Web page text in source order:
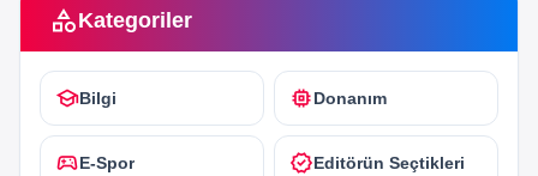
categoryKategoriler
schoolBilgi memoryDonanım
sports_esportsE-Spor verifiedEditörün Seçtikleri